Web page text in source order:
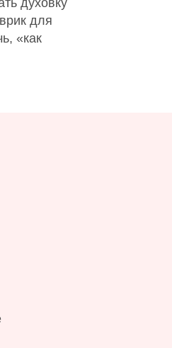
духовку
для
«как